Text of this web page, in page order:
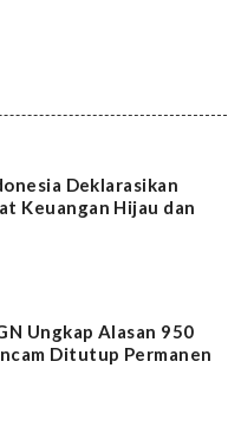
Deklarasikan
Keuangan Hijau dan
Ungkap Alasan 950
Ditutup Permanen